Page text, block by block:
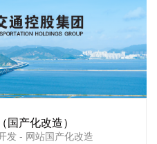
产化改造）
发 - 网站国产化改造